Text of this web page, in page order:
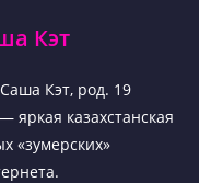
Кэт
Кэт, род. 19
яркая казахстанская
«зумерских»